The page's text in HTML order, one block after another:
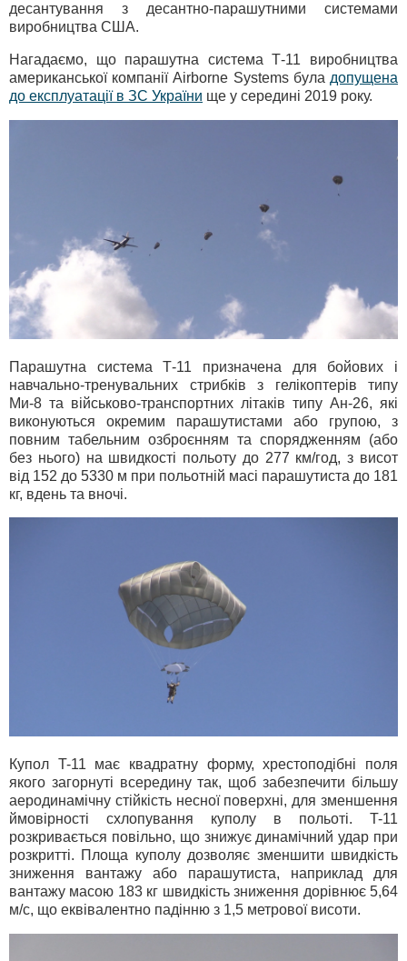
десантування з десантно-парашутними системами
виробництва США.
Нагадаємо, що парашутна система Т-11 виробництва
американської компанії Airborne Systems була допущена
до експлуатації в ЗС України ще у середині 2019 року.
Парашутна система Т-11 призначена для бойових і
навчально-тренувальних стрибків з гелікоптерів типу
Ми-8 та військово-транспортних літаків типу Ан-26, які
виконуються окремим парашутистами або групою, з
повним табельним озброєнням та спорядженням (або
без нього) на швидкості польоту до 277 км/год, з висот
від 152 до 5330 м при польотній масі парашутиста до 181
кг, вдень та вночі.
Купол T-11 має квадратну форму, хрестоподібні поля
якого загорнуті всередину так, щоб забезпечити більшу
аеродинамічну стійкість несної поверхні, для зменшення
ймовірності схлопування куполу в польоті. T-11
розкривається повільно, що знижує динамічний удар при
розкритті. Площа куполу дозволяє зменшити швидкість
зниження вантажу або парашутиста, наприклад для
вантажу масою 183 кг швидкість зниження дорівнює 5,64
м/с, що еквівалентно падінню з 1,5 метрової висоти.